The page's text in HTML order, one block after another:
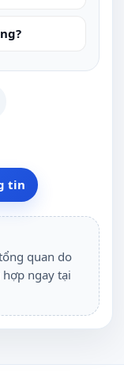
tin
quan do
ngay tại